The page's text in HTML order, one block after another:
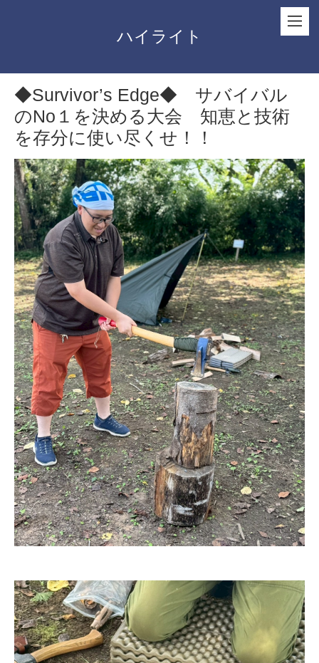
ハイライト
◆Survivor’s Edge◆ サバイバル
のNo１を決める大会 知恵と技術
を存分に使い尽くせ！！